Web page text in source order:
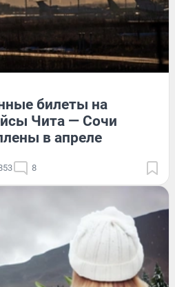
билеты на
Чита — Сочи
в апреле
8